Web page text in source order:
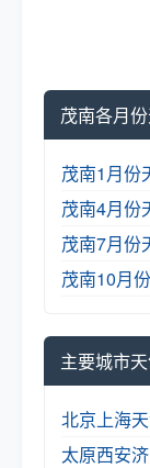
茂南各月
茂南1月份
茂南4月份
茂南7月份
茂南10月
主要城市
北京上海
太原西安